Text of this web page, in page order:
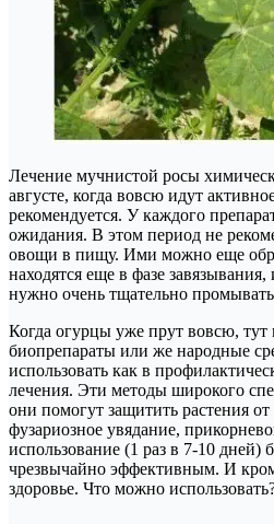
Лечение мучнистой росы
августе, когда вовсю идут
рекомендуется. У каждого
ожидания. В этом период не
овощи в пищу. Ими можно еще
находятся еще в фазе
нужно очень тщательно
Когда огурцы уже прут вовсю, тут
биопрепараты или же народные
использовать как в
лечения. Эти методы широкого
они помогут защитить растения от
фузариозное увядание,
использование (1 раз в 7-10 дней)
чрезвычайно эффективным. И
здоровье. Что можно